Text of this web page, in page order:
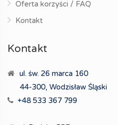
Oferta korzyści / FAQ
Kontakt
Kontakt
ul. św. 26 marca 160
44-300, Wodzisław Śląski
+48 533 367 799